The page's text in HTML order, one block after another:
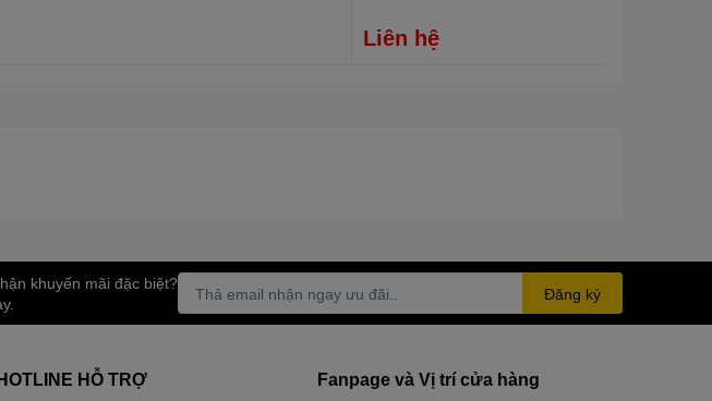
Liên hệ
khuyến mãi đặc biệt?
Đăng ký
HỖ TRỢ Fanpage và Vị trí cửa hàng